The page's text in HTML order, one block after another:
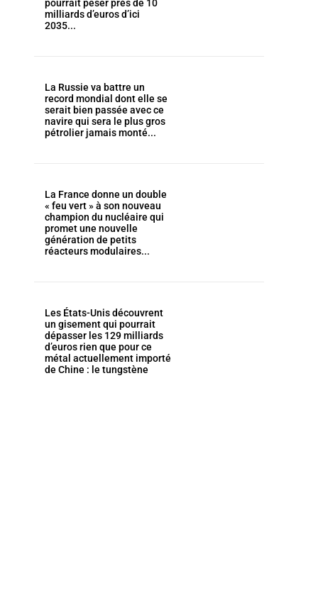
pourrait peser près de 10
milliards d’euros d’ici
2035...
La Russie va battre un
record mondial dont elle se
serait bien passée avec ce
navire qui sera le plus gros
pétrolier jamais monté...
La France donne un double
« feu vert » à son nouveau
champion du nucléaire qui
promet une nouvelle
génération de petits
réacteurs modulaires...
Les États-Unis découvrent
un gisement qui pourrait
dépasser les 129 milliards
d’euros rien que pour ce
métal actuellement importé
de Chine : le tungstène